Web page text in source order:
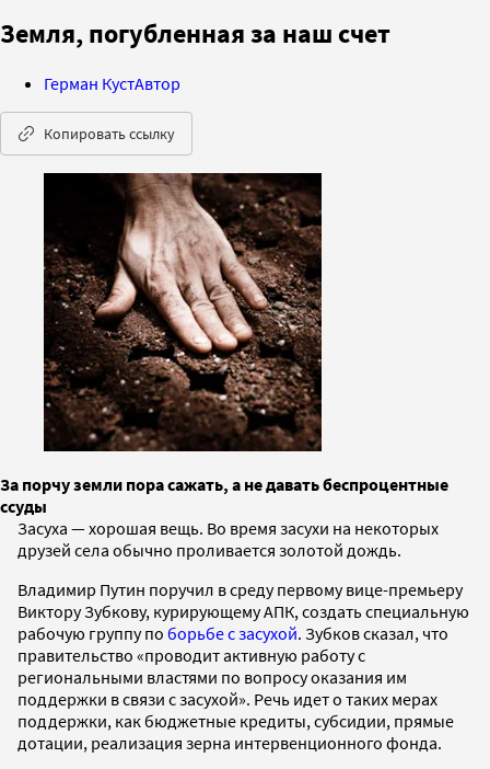
Земля, погубленная за наш счет
Герман КустАвтор
Копировать ссылку
За порчу земли пора сажать, а не давать беспроцентные
ссуды
Засуха — хорошая вещь. Во время засухи на некоторых
друзей села обычно проливается золотой дождь.
Владимир Путин поручил в среду первому вице-премьеру
Виктору Зубкову, курирующему АПК, создать специальную
рабочую группу по борьбе с засухой. Зубков сказал, что
правительство «проводит активную работу с
региональными властями по вопросу оказания им
поддержки в связи с засухой». Речь идет о таких мерах
поддержки, как бюджетные кредиты, субсидии, прямые
дотации, реализация зерна интервенционного фонда.